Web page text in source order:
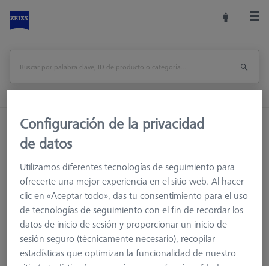
Inicio
Accesorios de la máquina
Accesorios para máquinas de medición
ProMax para ZEISS O-INSPECT 322
Imprimir página
visión de conjunto
Configuración de la privacidad
de datos
Utilizamos diferentes tecnologías de seguimiento para
ofrecerte una mejor experiencia en el sitio web. Al hacer
clic en «Aceptar todo», das tu consentimiento para el uso
de tecnologías de seguimiento con el fin de recordar los
datos de inicio de sesión y proporcionar un inicio de
sesión seguro (técnicamente necesario), recopilar
estadísticas que optimizan la funcionalidad de nuestro